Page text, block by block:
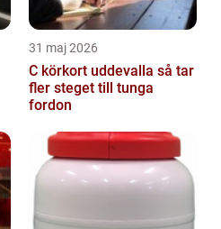
31 maj 2026
C körkort uddevalla så tar
fler steget till tunga
fordon